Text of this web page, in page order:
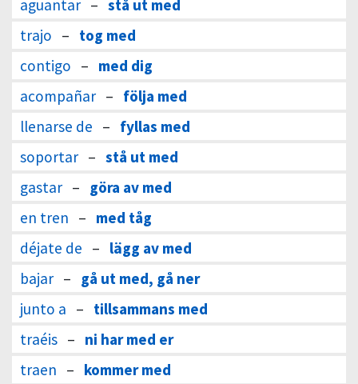
aguantar – stå ut med
trajo – tog med
contigo – med dig
acompañar – följa med
llenarse de – fyllas med
soportar – stå ut med
gastar – göra av med
en tren – med tåg
déjate de – lägg av med
bajar – gå ut med, gå ner
junto a – tillsammans med
traéis – ni har med er
traen – kommer med